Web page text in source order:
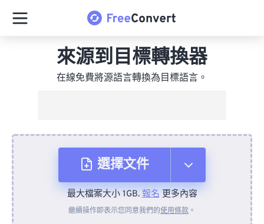
來源到目標轉換器
在線免費將源語言轉換為目標語言。
選擇文件
來自裝置
最大檔案大小 1GB.報名更多內容
繼續操作即表示您同意我們的使用條款 。